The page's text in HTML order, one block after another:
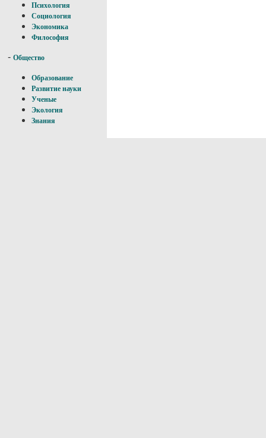
Психология
Социология
Экономика
Философия
- Общество
Образование
Развитие науки
Ученые
Экология
Знания